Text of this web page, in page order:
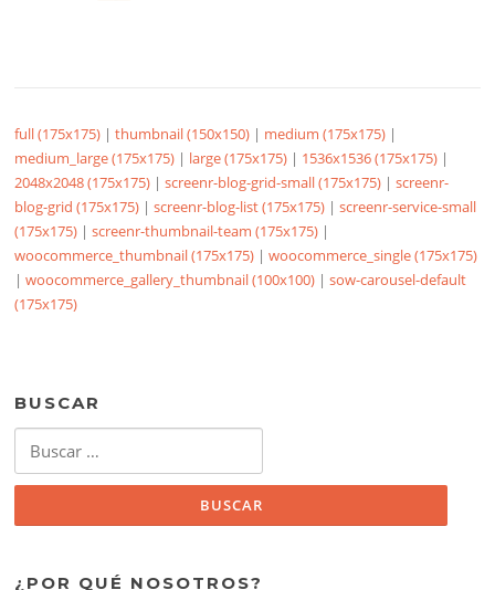
full (175x175) |thumbnail (150x150) | medium (175x175) |
medium_large (175x175) | large (175x175) | 1536x1536 (175x175) |
2048x2048 (175x175) |screenr-blog-grid-small (175x175) |screenr-
blog-grid (175x175) |screenr-blog-list (175x175) |screenr-service-small
(175x175) |screenr-thumbnail-team (175x175) |
woocommerce_thumbnail (175x175) |woocommerce_single (175x175)
|woocommerce_gallery_thumbnail (100x100) |sow-carousel-default
(175x175)
BUSCAR
¿POR QUÉ NOSOTROS?